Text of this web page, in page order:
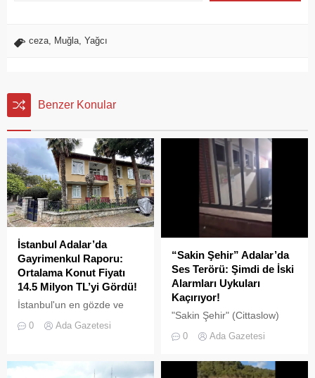
ceza Muğla Yağcı
Benzer Konular
İstanbul Adalar’da
Gayrimenkul Raporu:
Ortalama Konut Fiyatı
14.5 Milyon TL’yi Gördü!
İstanbul'un en gözde ve
olan Adalar ilçesinde,
hareketlilik dikkat çekiyor.
0 Ada Gazetesi
“Sakin Şehir” Adalar’da
Ses Terörü: Şimdi de İski
Alarmları Uykuları
Kaçırıyor!
"Sakin Şehir" (Cittaslow)
Adalar'da gürültü kirliliği
0 Ada Gazetesi